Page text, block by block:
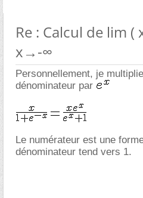
Re : Calcul de lim (
x→-∞
Personnellement, je
dénominateur par
Le numérateur est une
dénominateur tend vers 1.